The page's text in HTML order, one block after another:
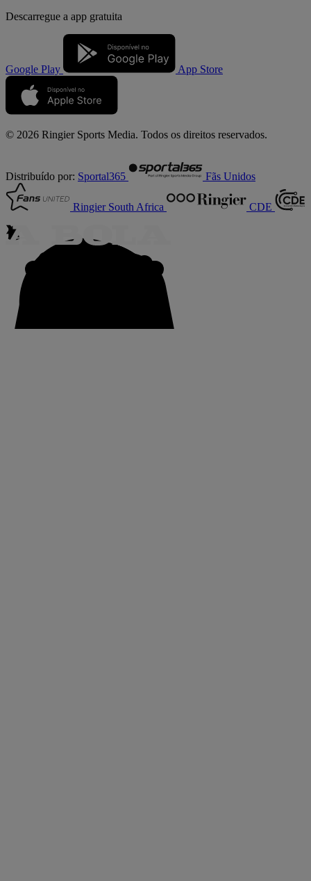
Descarregue a app gratuita
Google Play App Store
© 2026 Ringier Sports Media. Todos os direitos reservados.
Distribuído por: Sportal365 Fãs Unidos
Ringier South Africa CDE